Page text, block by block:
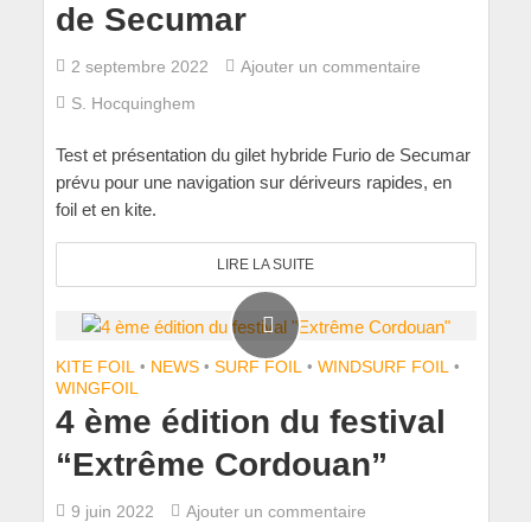
de Secumar
2 septembre 2022
Ajouter un commentaire
S. Hocquinghem
Test et présentation du gilet hybride Furio de Secumar
prévu pour une navigation sur dériveurs rapides, en
foil et en kite.
LIRE LA SUITE
KITE FOIL • NEWS • SURF FOIL • WINDSURF FOIL •
WINGFOIL
4 ème édition du festival
“Extrême Cordouan”
9 juin 2022
Ajouter un commentaire